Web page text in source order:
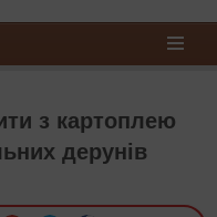
з картоплею
дерунів